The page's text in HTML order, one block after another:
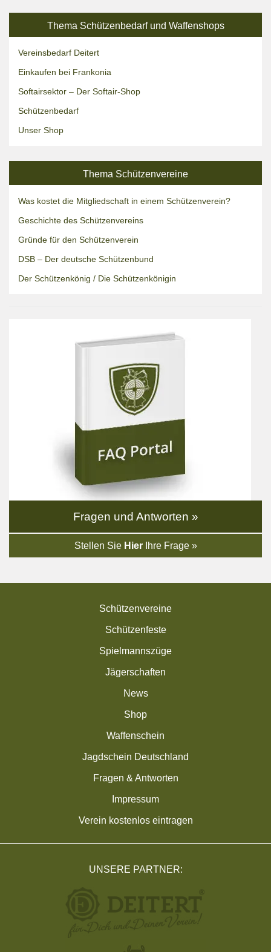
Thema Schützenbedarf und Waffenshops
Vereinsbedarf Deitert
Einkaufen bei Frankonia
Softairsektor – Der Softair-Shop
Schützenbedarf
Unser Shop
Thema Schützenvereine
Was kostet die Mitgliedschaft in einem Schützenverein?
Geschichte des Schützenvereins
Gründe für den Schützenverein
DSB – Der deutsche Schützenbund
Der Schützenkönig / Die Schützenkönigin
Fragen und Antworten »
Stellen Sie HierIhre Frage »
Schützenvereine
Schützenfeste
Spielmannszüge
Jägerschaften
News
Shop
Waffenschein
Jagdschein Deutschland
Fragen & Antworten
Impressum
Verein kostenlos eintragen
UNSERE PARTNER: